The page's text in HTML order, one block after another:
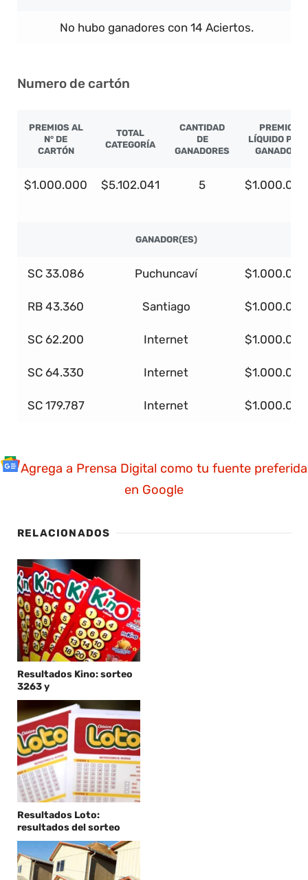
No hubo ganadores con 14 Aciertos.
Numero de cartón
PREMIOS AL
N° DE
CARTÓN
TOTAL
CATEGORÍA
CANTIDAD
DE
GANADORES
PREMIO
LÍQUIDO POR
GANADOR
$1.000.000 $5.102.041 5 $1.000.000
GANADOR(ES)
SC 33.086 Puchuncaví $1.000.000
RB 43.360 Santiago $1.000.000
SC 62.200 Internet $1.000.000
SC 64.330 Internet $1.000.000
SC 179.787 Internet $1.000.000
Agrega a Prensa Digital como tu fuente preferida
en Google
RELACIONADOS
Resultados Kino: sorteo
3263 y
Resultados Loto:
resultados del sorteo